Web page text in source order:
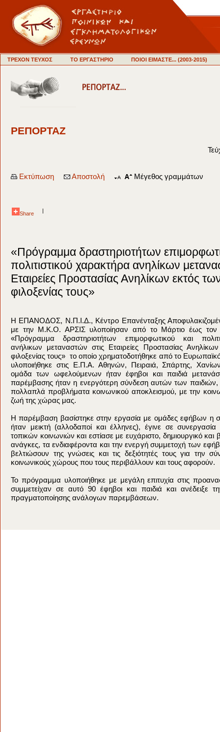
ΤΡΕΧΟΝ ΤΕΥΧΟΣ ΤΟ ΕΡΓΑΣΤΗΡΙΟ ΠΟΙΟΙ ΕΙΜΑΣΤΕ... (2003-2015)
ΡΕΠΟΡΤΑΖ
Εκτύπωση Αποστολή Μέγεθος γραμμάτων
Share |
«Πρόγραμμα δραστηριοτήτων
πολιτιστικού χαρακτήρα ανηλίκων
Εταιρείες Προστασίας Ανηλίκων εκτός
φιλοξενίας τους»
Η ΕΠΑΝΟΔΟΣ, Ν.Π.Ι.Δ., Κέντρο Επανένταξης
με την Μ.Κ.Ο. ΑΡΣΙΣ υλοποίησαν από το Μάρτιο έως τον
«Πρόγραμμα δραστηριοτήτων επιμορφωτικού και
ανήλικων μεταναστών στις Εταιρείες Προστασίας
φιλοξενίας τους» το οποίο χρηματοδοτήθηκε από το
υλοποιήθηκε στις Ε.Π.Α. Αθηνών, Πειραιά, Σπάρτης,
ομάδα των ωφελούμενων ήταν έφηβοι και παιδιά
παρέμβασης ήταν η ενεργότερη σύνδεση αυτών των παιδιών,
πολλαπλά προβλήματα κοινωνικού αποκλεισμού, με την
ζωή της χώρας μας.
Η παρέμβαση βασίστηκε στην εργασία με ομάδες εφήβων η
ήταν μεικτή (αλλοδαποί και έλληνες), έγινε σε
τοπικών κοινωνιών και εστίασε με ευχάριστο, δημιουργικό και
ανάγκες, τα ενδιαφέροντα και την ενεργή συμμετοχή των
βελτιώσουν της γνώσεις και τις δεξιότητές τους για την
κοινωνικούς χώρους που τους περιβάλλουν και τους αφορούν.
Το πρόγραμμα υλοποιήθηκε με μεγάλη επιτυχία στις
συμμετείχαν σε αυτό 90 έφηβοι και παιδιά και ανέδειξε
πραγματοποίησης ανάλογων παρεμβάσεων.